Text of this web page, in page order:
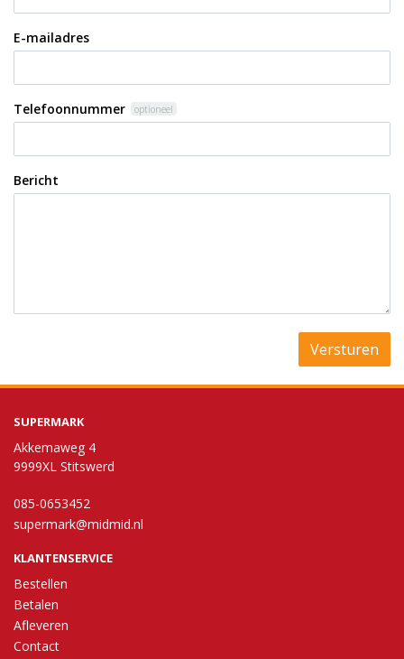
E-mailadres
Telefoonnummer optioneel
Bericht
Versturen
SUPERMARK
Akkemaweg 4
9999XL Stitswerd
085-0653452
supermark@midmid.nl
KLANTENSERVICE
Bestellen
Betalen
Afleveren
Contact